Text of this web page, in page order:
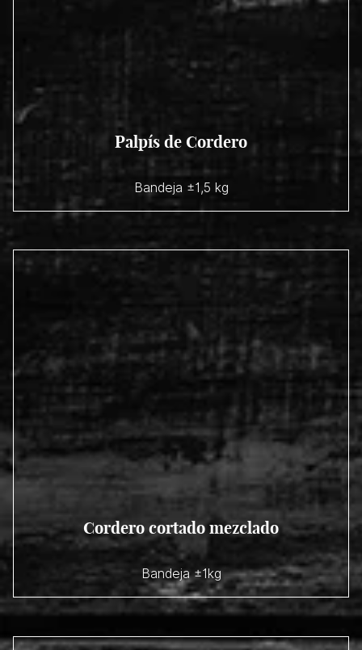
Palpís de Cordero
Bandeja ±1,5 kg
Cordero cortado mezclado
Bandeja ±1kg